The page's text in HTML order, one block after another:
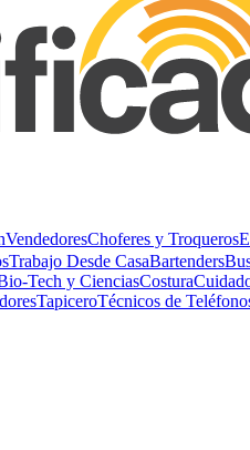
VendedoresChoferes y Troqueros
Trabajo Desde CasaBartenders
Tech y CienciasCostura
TapiceroTécnicos de